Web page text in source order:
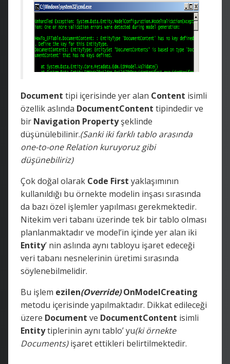
Document tipi içerisinde yer alan Content isimli
özellik aslında DocumentContent tipindedir ve
bir Navigation Propertyşeklinde
düşünülebilinir.(Sanki iki farklı tablo arasında
one-to-one Relation kuruyoruz gibi
düşünebiliriz)
Çok doğal olarak Code First yaklaşımının
kullanıldığı bu örnekte modelin inşası sırasında
da bazı özel işlemler yapılması gerekmektedir.
Nitekim veri tabanı üzerinde tek bir tablo olması
planlanmaktadır ve model’in içinde yer alan iki
Entity’ nin aslında aynı tabloyu işaret edeceği
veri tabanı nesnelerinin üretimi sırasında
söylenebilmelidir.
Bu işlem ezilen(Override) OnModelCreating
metodu içerisinde yapılmaktadır. Dikkat edileceği
üzere Document ve DocumentContent isimli
Entitytiplerinin aynı tablo’ yu(ki örnekte
Documents)işaret ettikleri belirtilmektedir.